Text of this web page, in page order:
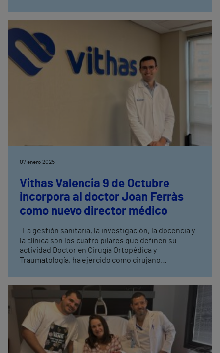
07 enero 2025
Vithas Valencia 9 de Octubre
incorpora al doctor Joan Ferràs
como nuevo director médico
la clínica son los cuatro pilares que definen su
actividad Doctor en Cirugía Ortopédica y
Traumatología, ha ejercido como cirujano
sarcomas del Hospital La Fe Ferràs: “Creo en el
potencial de los recursos humanos como principal
motor de los equipos en los que me integro, y creo
que una buena dirección debe de ir encaminada a
potenciarlos”.